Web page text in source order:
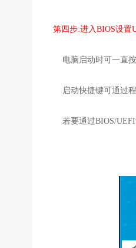
第四步:进入BIOS设置
电脑启动时可一直按
启动快捷键可通过
若要通过BIOS/UEFI